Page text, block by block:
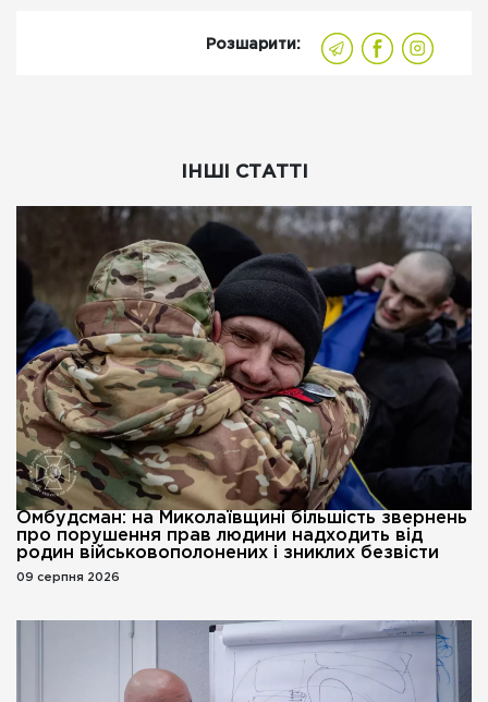
Розшарити:
ІНШІ СТАТТІ
Омбудсман: на Миколаївщині більшість звернень
про порушення прав людини надходить від
родин військовополонених і зниклих безвісти
09 серпня 2026